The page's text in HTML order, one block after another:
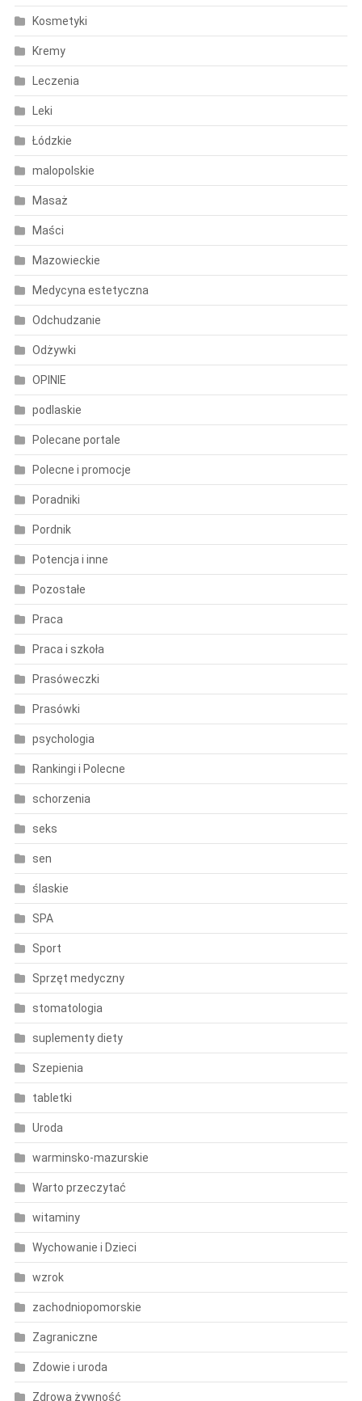
Kosmetyki
Kremy
Leczenia
Leki
Łódzkie
malopolskie
Masaż
Maści
Mazowieckie
Medycyna estetyczna
Odchudzanie
Odżywki
OPINIE
podlaskie
Polecane portale
Polecne i promocje
Poradniki
Pordnik
Potencja i inne
Pozostałe
Praca
Praca i szkoła
Prasóweczki
Prasówki
psychologia
Rankingi i Polecne
schorzenia
seks
sen
ślaskie
SPA
Sport
Sprzęt medyczny
stomatologia
suplementy diety
Szepienia
tabletki
Uroda
warminsko-mazurskie
Warto przeczytać
witaminy
Wychowanie i Dzieci
wzrok
zachodniopomorskie
Zagraniczne
Zdowie i uroda
Zdrowa żywność